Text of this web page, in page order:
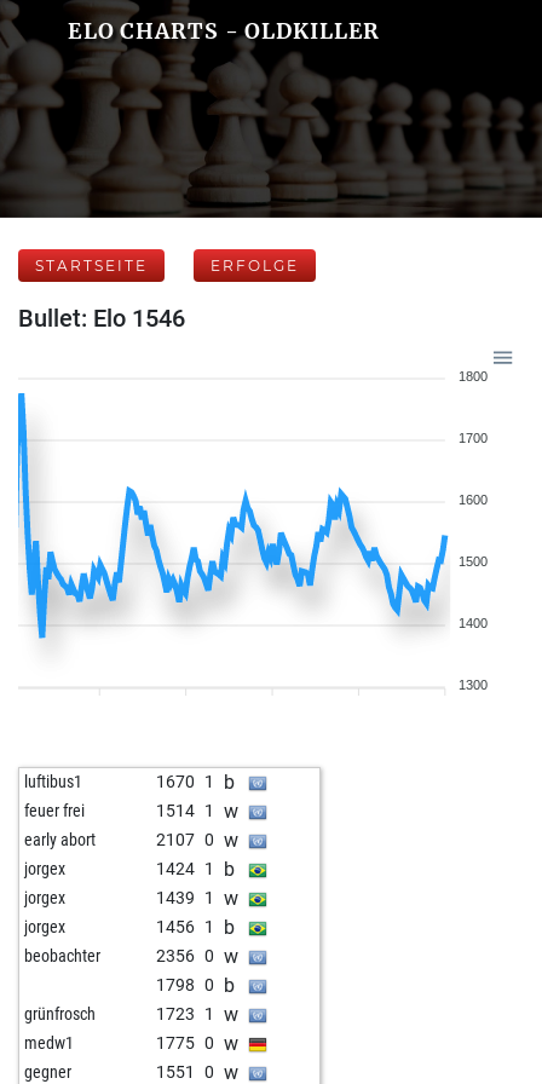
ELO CHARTS - OLDKILLER
STARTSEITE ERFOLGE
Bullet: Elo 1546
1800
1700
1600
1500
1400
1300
luftibus1 1670 1 b
feuer frei 1514 1 w
early abort 2107 0 w
jorgex 1424 1 b
jorgex 1439 1 w
jorgex 1456 1 b
beobachter 2356 0 w
1798 0 b
grünfrosch 1723 1 w
medw1 1775 0 w
gegner 1551 0 w